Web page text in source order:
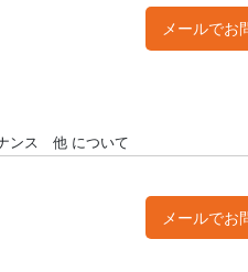
メールでお
ンス 他 について
メールでお